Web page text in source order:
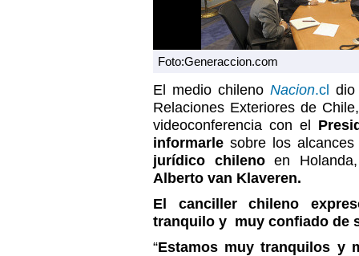
Foto:Generaccion.com
El medio chileno Nacion.cl
Relaciones Exteriores de
videoconferencia con el
informarle sobre los
jurídico chilenoen
Alberto van Klaveren.
El canciller chileno
tranquilo y muy confiado de
“Estamos muy tranquilos y